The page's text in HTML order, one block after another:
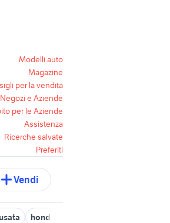
Modelli auto
Magazine
per la vendita
Negozi e Aziende
per le Aziende
Assistenza
Ricerche salvate
Preferiti
Vendi
honda crf 250 enduro